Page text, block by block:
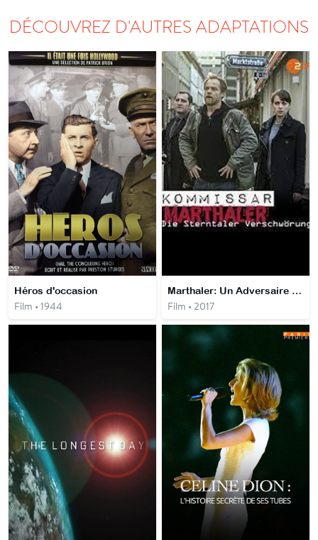
DÉCOUVREZ D'AUTRES ADAPTATIONS
Héros d'occasion
Film • 1944
Marthaler: Un Adversaire Inattendu
Film • 2017